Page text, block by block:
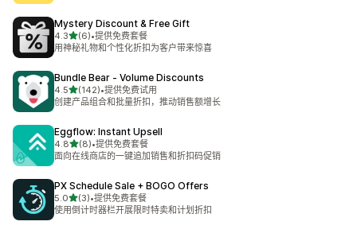
Mystery Discount & Free Gift
4.3星（满分 5 星）
(6)
总共 6 条评论
•提供免费套餐
用神秘礼物和个性化折扣为客户带来惊喜
Bundle Bear ‑ Volume Discounts
4.5星（满分 5 星）
(142)
总共 142 条评论
•提供免费试用
创建产品组合和批量折扣，推动销售额增长
Eggflow: Instant Upsell
4.8星（满分 5 星）
(8)
总共 8 条评论
•提供免费套餐
面向在线商店的一键追加销售和折扣码促销
PX Schedule Sale + BOGO Offers
5.0星（满分 5 星）
(3)
总共 3 条评论
•提供免费套餐
使用倒计时器栏开展限时特卖和计划折扣